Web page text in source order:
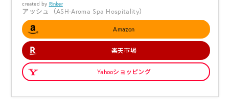
created by Rinker
アッシュ（ASH-Aroma Spa Hospitality）
Amazon
楽天市場
Yahooショッピング